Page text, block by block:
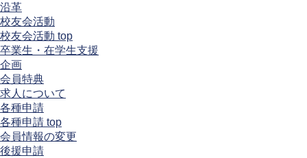
沿革
校友会活動
校友会活動 top
卒業生・在学生支援
企画
会員特典
求人について
各種申請
各種申請 top
会員情報の変更
後援申請